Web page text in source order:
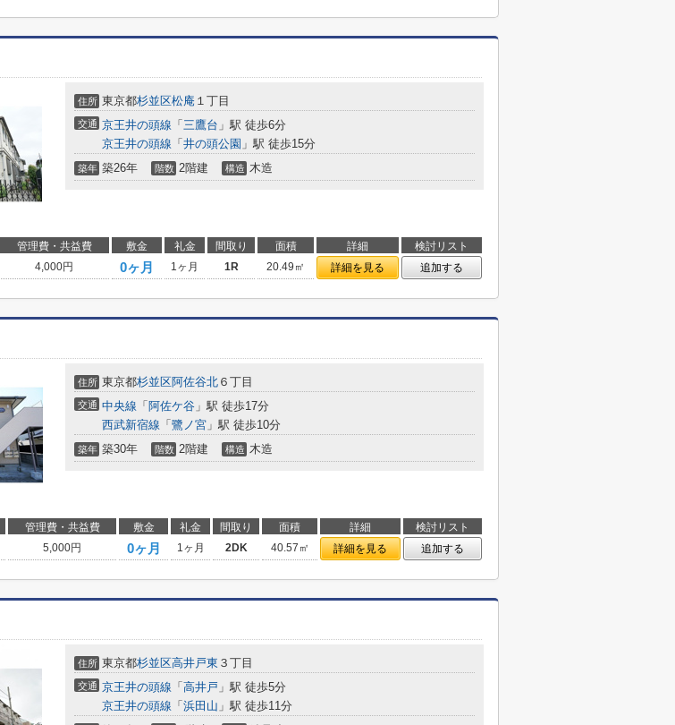
住所 東京都杉並区松庵 １丁目
交通 京王井の頭線 「 三鷹台 」駅 徒歩6分
京王井の頭線 「 井の頭公園 」駅 徒歩15分
築年 築26年 階数 2階建 構造 木造
管理費・共益費 敷金 礼金 間取り 面積 詳細
検討リスト
4,000円 0ヶ月 1ヶ月 1R 20.49㎡ 詳細を見る 追加する
住所 東京都杉並区阿佐谷北 ６丁目
交通 中央線 「 阿佐ケ谷 」駅 徒歩17分
西武新宿線 「 鷺ノ宮 」駅 徒歩10分
築年 築30年 階数 2階建 構造 木造
管理費・共益費 敷金 礼金 間取り 面積 詳細
検討リスト
5,000円 0ヶ月 1ヶ月 2DK 40.57㎡ 詳細を見る 追加する
住所 東京都杉並区高井戸東 ３丁目
交通 京王井の頭線 「 高井戸 」駅 徒歩5分
京王井の頭線 「 浜田山 」駅 徒歩11分